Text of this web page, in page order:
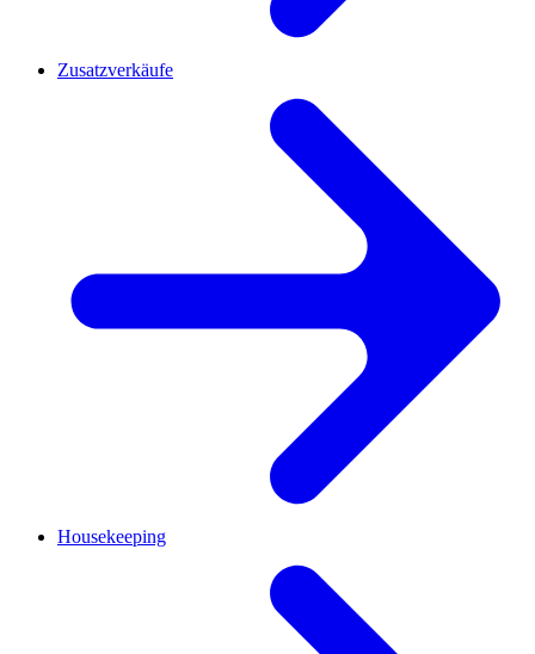
Zusatzverkäufe
Housekeeping